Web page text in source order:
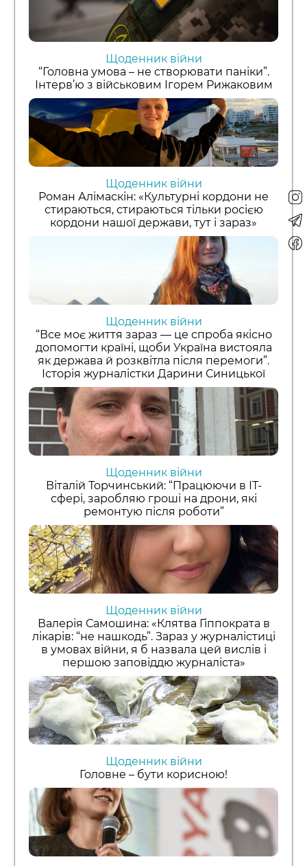
Щоденник війни
“Головна умова – не створювати паніки”.
Інтерв’ю з військовим Ігорем Рижаковим
Щоденник війни
Роман Алімаскін: «Культурні кордони не
стираються, стираються тільки росією
кордони нашої держави, тут і зараз»
Щоденник війни
“Все моє життя зараз — це спроба якісно
допомогти країні, щоби Україна вистояла
як держава й розквітла після перемоги”.
Історія журналістки Дарини Синицької
Щоденник війни
Віталій Торчинський: “Працюючи в ІТ-
сфері, заробляю гроші на дрони, які
ремонтую після роботи”
Щоденник війни
Валерія Самошина: «Клятва Гіппократа в
лікарів: “не нашкодь”. Зараз у журналістиці
в умовах війни, я б назвала цей вислів і
першою заповіддю журналіста»
Щоденник війни
Головне – бути корисною!